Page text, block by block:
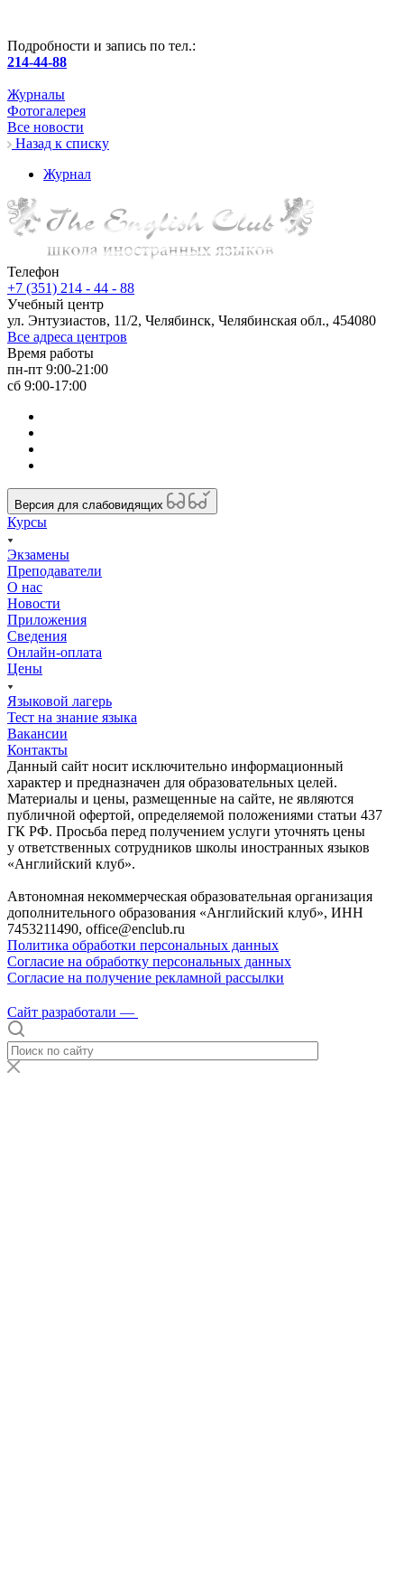
Подробности и запись по тел.:
214-44-88
Журналы
Фотогалерея
Все новости
Назад к списку
Журнал
Телефон
+7 (351) 214 - 44 - 88
Учебный центр
ул. Энтузиастов, 11/2, Челябинск, Челябинская обл., 454080
Все адреса центров
Время работы
пн-пт 9:00-21:00
сб 9:00-17:00
Версия для слабовидящих
Курсы
Экзамены
Преподаватели
О нас
Новости
Приложения
Сведения
Онлайн-оплата
Цены
Языковой лагерь
Тест на знание языка
Вакансии
Контакты
Данный сайт носит исключительно информационный
характер и предназначен для образовательных целей.
Материалы и цены, размещенные на сайте, не являются
публичной офертой, определяемой положениями статьи 437
ГК РФ. Просьба перед получением услуги уточнять цены
у ответственных сотрудников школы иностранных языков
«Английский клуб».
Автономная некоммерческая образовательная организация
дополнительного образования «Английский клуб», ИНН
7453211490, office@enclub.ru
Политика обработки персональных данных
Согласие на обработку персональных данных
Согласие на получение рекламной рассылки
Сайт разработали —